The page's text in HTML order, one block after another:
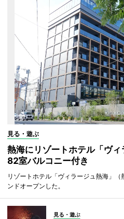
見る・遊ぶ
熱海にリゾートホテル「ヴ
82室バルコニー付き
リゾートホテル「ヴィラージュ熱海」
ンドオープンした。
見る・遊ぶ